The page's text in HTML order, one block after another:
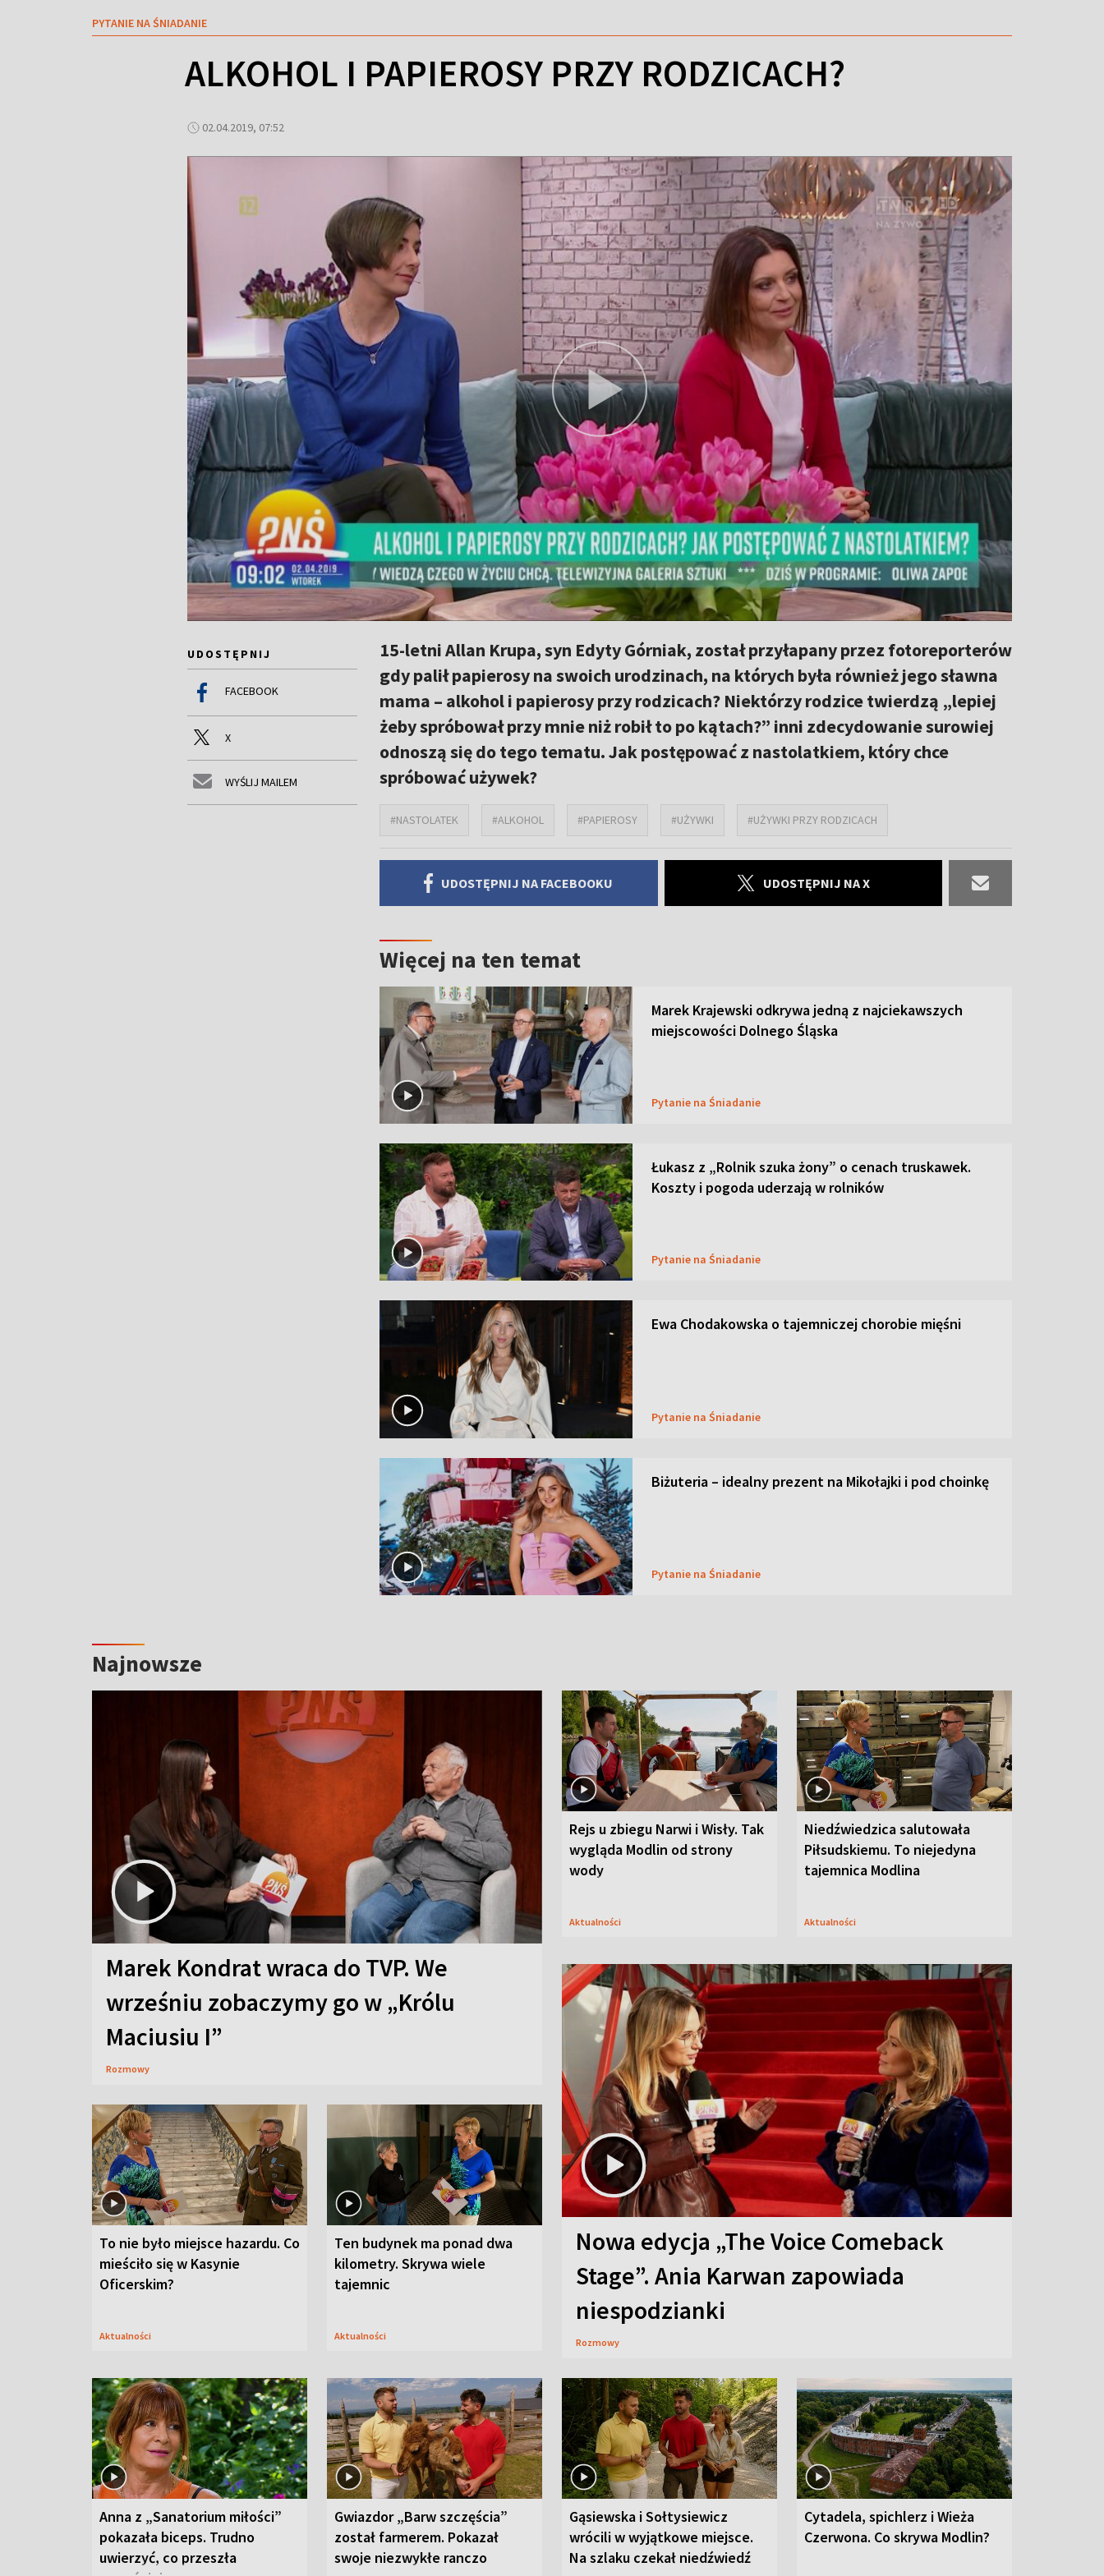
PYTANIE NA ŚNIADANIE
ALKOHOL I PAPIEROSY PRZY RODZICACH?
02.04.2019, 07:52
UDOSTĘPNIJ
FACEBOOK
X
WYŚLIJ MAILEM
15-letni Allan Krupa, syn Edyty Górniak, został przyłapany przez fotoreporterów
gdy palił papierosy na swoich urodzinach, na których była również jego sławna
mama – alkohol i papierosy przy rodzicach? Niektórzy rodzice twierdzą „lepiej
żeby spróbował przy mnie niż robił to po kątach?” inni zdecydowanie surowiej
odnoszą się do tego tematu. Jak postępować z nastolatkiem, który chce
spróbować używek?
#NASTOLATEK #ALKOHOL #PAPIEROSY #UŻYWKI #UŻYWKI PRZY RODZICACH
UDOSTĘPNIJ NA FACEBOOKU UDOSTĘPNIJ NA X
Więcej na ten temat
Marek Krajewski odkrywa jedną z najciekawszych
miejscowości Dolnego Śląska
Pytanie na Śniadanie
Łukasz z „Rolnik szuka żony” o cenach truskawek.
Koszty i pogoda uderzają w rolników
Pytanie na Śniadanie
Ewa Chodakowska o tajemniczej chorobie mięśni
Pytanie na Śniadanie
Biżuteria – idealny prezent na Mikołajki i pod choinkę
Pytanie na Śniadanie
Najnowsze
Marek Kondrat wraca do TVP. We
wrześniu zobaczymy go w „Królu
Maciusiu I”
Rozmowy
Rejs u zbiegu Narwi i Wisły. Tak
wygląda Modlin od strony
wody
Aktualności
Niedźwiedzica salutowała
Piłsudskiemu. To niejedyna
tajemnica Modlina
Aktualności
To nie było miejsce hazardu. Co
mieściło się w Kasynie
Oficerskim?
Aktualności
Ten budynek ma ponad dwa
kilometry. Skrywa wiele
tajemnic
Aktualności
Nowa edycja „The Voice Comeback
Stage”. Ania Karwan zapowiada
niespodzianki
Rozmowy
Anna z „Sanatorium miłości”
pokazała biceps. Trudno
uwierzyć, co przeszła
Gwiazdor „Barw szczęścia”
został farmerem. Pokazał
swoje niezwykłe ranczo
Gąsiewska i Sołtysiewicz
wrócili w wyjątkowe miejsce.
Na szlaku czekał niedźwiedź
Cytadela, spichlerz i Wieża
Czerwona. Co skrywa Modlin?